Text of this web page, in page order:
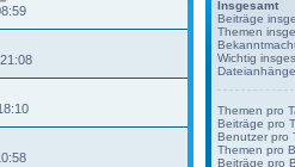
Insgesamt
Beiträge
Themen
Wichtig
Themen pro
Beiträge pro
Benutzer pro
Themen pro
Beiträge pro